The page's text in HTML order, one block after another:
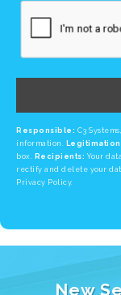
Responsible: C3
information.
box. Recipients: Your
rectify and delete your
Privacy Policy.
New